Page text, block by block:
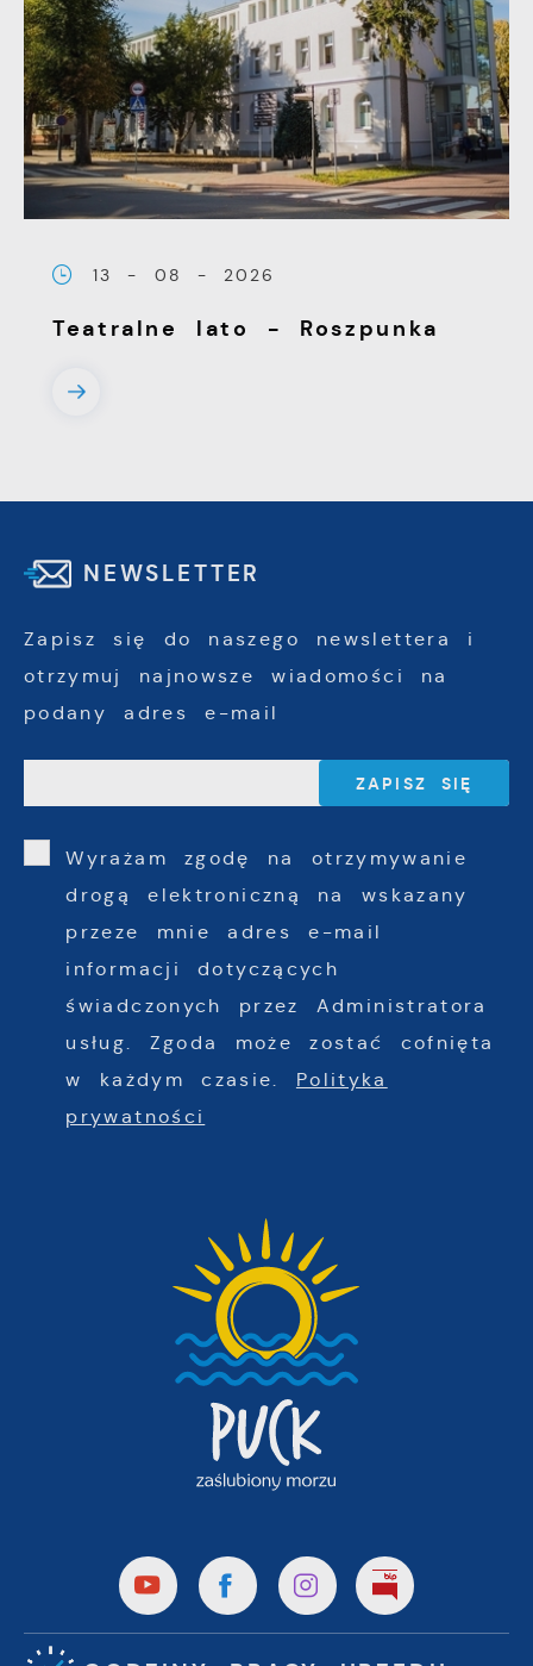
13 - 08 - 2026
Teatralne lato - Roszpunka
NEWSLETTER
Zapisz się do naszego newslettera i
otrzymuj najnowsze wiadomości na
podany adres e-mail
Wyrażam zgodę na otrzymywanie
drogą elektroniczną na wskazany
przeze mnie adres e-mail
informacji dotyczących
świadczonych przez Administratora
usług. Zgoda może zostać cofnięta
w każdym czasie. Polityka
prywatności